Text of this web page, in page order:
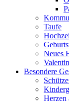
Taufe
Neues
Besondere
Herzen